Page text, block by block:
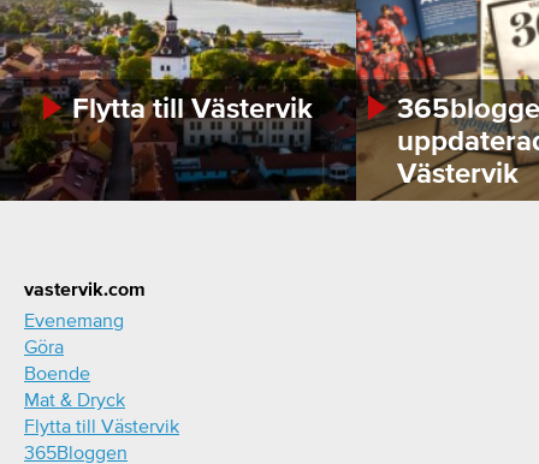
Flytta till Västervik
Västervik
Footer
vastervik.com
Evenemang
Göra
Boende
Mat & Dryck
Flytta till Västervik
365Bloggen